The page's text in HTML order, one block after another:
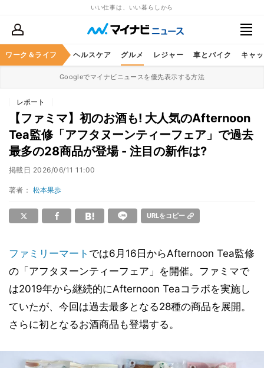
いい仕事は、いい暮らしから
ワーク＆ライフ
マネー 暮らし ヘルスケア グルメ レジャー 車とバイク キャ
Googleでマイナビニュースを優先表示する方法
レポート
【ファミマ】初のお酒も! 大人気のAfternoon
Tea監修「アフタヌーンティーフェア」で過去
最多の28商品が登場 - 注目の新作は?
掲載日 2026/06/11 11:00
著者： 松本果歩
URLをコピー
ファミリーマート では6月16日からAfternoon Tea監修
の「アフタヌーンティーフェア」を開催。ファミマで
は2019年から継続的にAfternoon Teaコラボを実施し
ていたが、今回は過去最多となる28種の商品を展開。
さらに初となるお酒商品も登場する。